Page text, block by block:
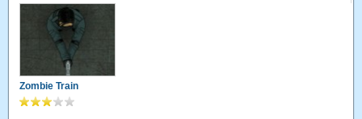
Zombie Train